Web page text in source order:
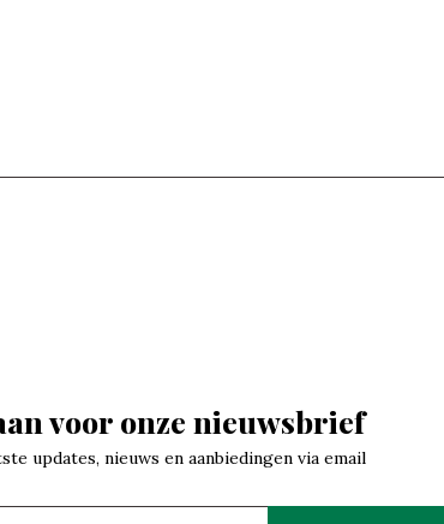
voor onze nieuwsbrief
updates, nieuws en aanbiedingen via email